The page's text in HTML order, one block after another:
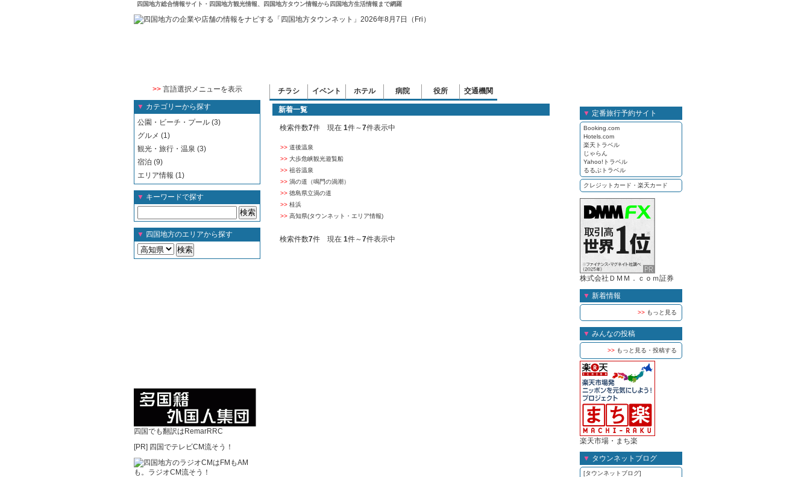
四国地方総合情報サイト・四国地方観光情報、四国地方タウン情報から四国地方生活情報まで網羅
>>言語選択メニューを表示
▼ カテゴリーから探す
公園・ビーチ・プール (3)
グルメ (1)
観光・旅行・温泉 (3)
宿泊 (9)
エリア情報 (1)
▼ キーワードで探す
▼ 四国地方のエリアから探す
四国でも翻訳はRemarRRC
[PR] 四国でテレビCM流そう！
チラシ イベント ホテル 病院 役所 交通機関
新着一覧
検索件数7件 現在 1件～7件表示中
>> 道後温泉
>> 大歩危峡観光遊覧船
>> 祖谷温泉
>> 渦の道（鳴門の渦潮）
>> 徳島県立渦の道
>> 桂浜
>> 高知県(タウンネット・エリア情報)
検索件数7件 現在 1件～7件表示中
▼ 定番旅行予約サイト
Booking.com
Hotels.com
楽天トラベル
じゃらん
Yahoo!トラベル
るるぶトラベル
クレジットカード・楽天カード
株式会社ＤＭＭ．ｃｏｍ証券
▼ 新着情報
>> もっと見る
▼ みんなの投稿
>> もっと見る・投稿する
楽天市場・まち楽
▼ タウンネットブログ
[タウンネットブログ]